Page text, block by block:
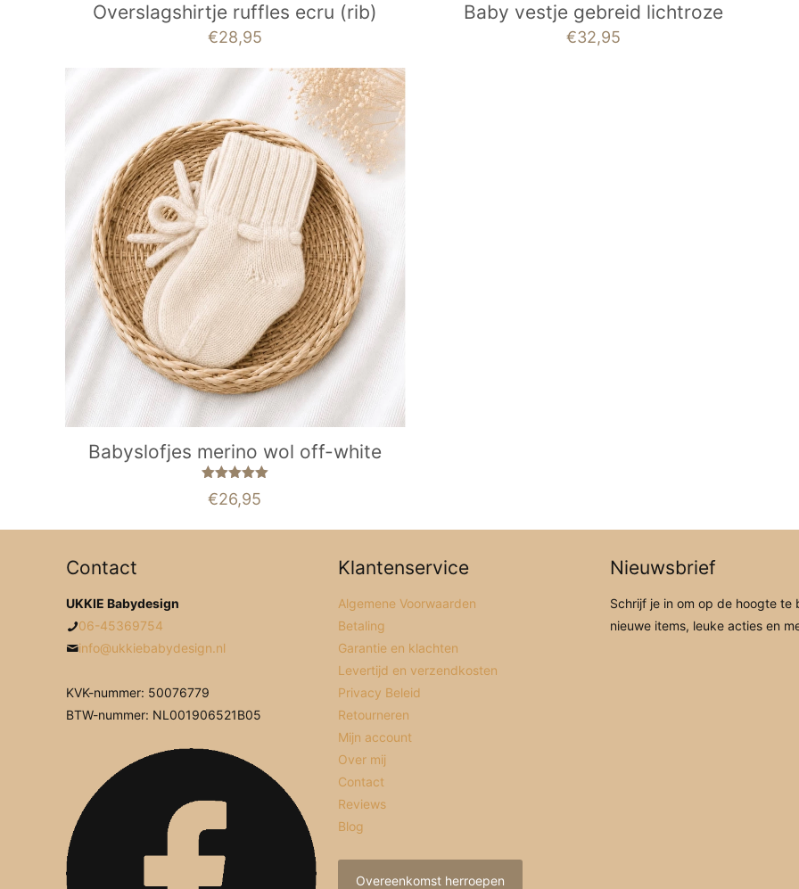
Overslagshirtje ruffles ecru (rib)
€28,95
Baby vestje gebreid lichtroze
€32,95
Babyslofjes merino wol off-white
Gewaardeerd
5.00
€26,95
Contact
UKKIE Babydesign
06-45369754
info@ukkiebabydesign.nl
KVK-nummer: 50076779
BTW-nummer: NL001906521B05
Klantenservice
Algemene Voorwaarden
Betaling
Garantie en klachten
Levertijd en verzendkosten
Privacy Beleid
Retourneren
Mijn account
Over mij
Contact
Reviews
Blog
Overeenkomst herroepen
Nieuwsbrief
Schrijf je in om op de hoogte te
nieuwe items, leuke acties en